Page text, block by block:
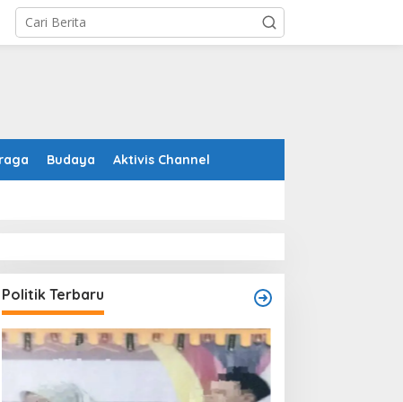
Budaya Aktivis Channel
Politik Terbaru